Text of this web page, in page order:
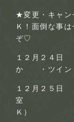
★変更・キャン
Ｋ！面倒な事
ぞ♡
１２月２４
か ・ツイン
１２月２５
室 ・ツイ
Ｋ）